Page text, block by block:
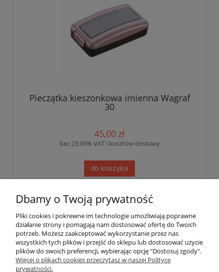
Pieczątka kieszonkowa imienna Wagraf
30
45,00 zł
bez 23.00% VAT i kosztów dostawy
do koszyka
« 1 2 3 4 »
Pomoc
Moje konto
Dbamy o Twoją prywatność
Pliki cookies i pokrewne im technologie umożliwiają poprawne
działanie strony i pomagają nam dostosować ofertę do Twoich
potrzeb. Możesz zaakceptować wykorzystanie przez nas
wszystkich tych plików i przejść do sklepu lub dostosować użycie
plików do swoich preferencji, wybierając opcję "Dostosuj zgody".
Więcej o plikach cookies przeczytasz w naszej Polityce
prywatności.